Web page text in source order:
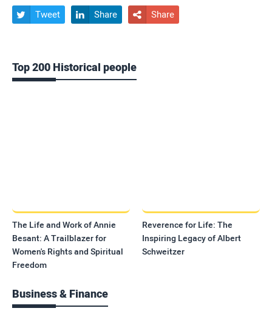
 Tweet  Share  Share
Top 200 Historical people
The Life and Work of Annie
Besant: A Trailblazer for
Women's Rights and Spiritual
Freedom
Reverence for Life: The
Inspiring Legacy of Albert
Schweitzer
Business & Finance